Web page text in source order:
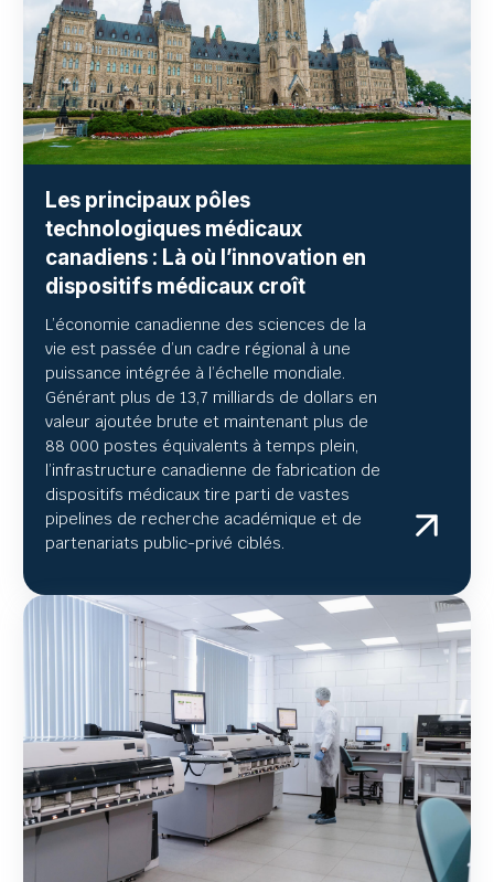
Les principaux pôles
technologiques médicaux
canadiens : Là où l’innovation en
dispositifs médicaux croît
L’économie canadienne des sciences de la
vie est passée d’un cadre régional à une
puissance intégrée à l’échelle mondiale.
Générant plus de 13,7 milliards de dollars en
valeur ajoutée brute et maintenant plus de
88 000 postes équivalents à temps plein,
l’infrastructure canadienne de fabrication de
dispositifs médicaux tire parti de vastes
pipelines de recherche académique et de
partenariats public-privé ciblés.